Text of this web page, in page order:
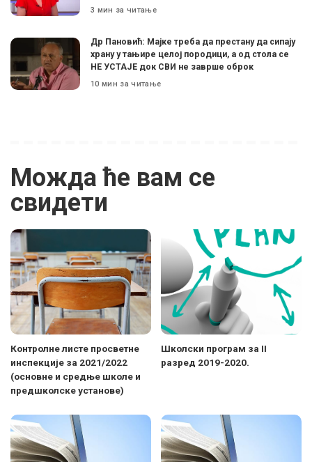
3 мин за читање
Др Пановић: Мајке треба да престану да сипају
храну у тањире целој породици, а од стола се
НЕ УСТАЈЕ док СВИ не заврше оброк
10 мин за читање
Можда ће вам се
свидети
Контролне листе просветне
инспекције за 2021/2022
(основне и средње школе и
предшколске установе)
Школски програм за II
разред 2019-2020.